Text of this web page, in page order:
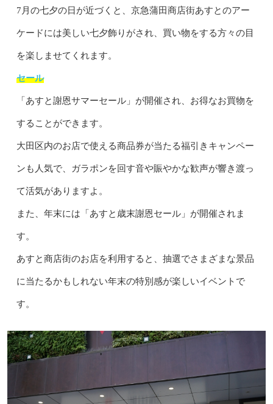
7月の七夕の日が近づくと、京急蒲田商店街あすとのアー
ケードには美しい七夕飾りがされ、買い物をする方々の目
を楽しませてくれます。
セール
「あすと謝恩サマーセール」が開催され、お得なお買物を
することができます。
大田区内のお店で使える商品券が当たる福引きキャンペー
ンも人気で、ガラポンを回す音や賑やかな歓声が響き渡っ
て活気がありますよ。
また、年末には「あすと歳末謝恩セール」が開催されま
す。
あすと商店街のお店を利用すると、抽選でさまざまな景品
に当たるかもしれない年末の特別感が楽しいイベントで
す。